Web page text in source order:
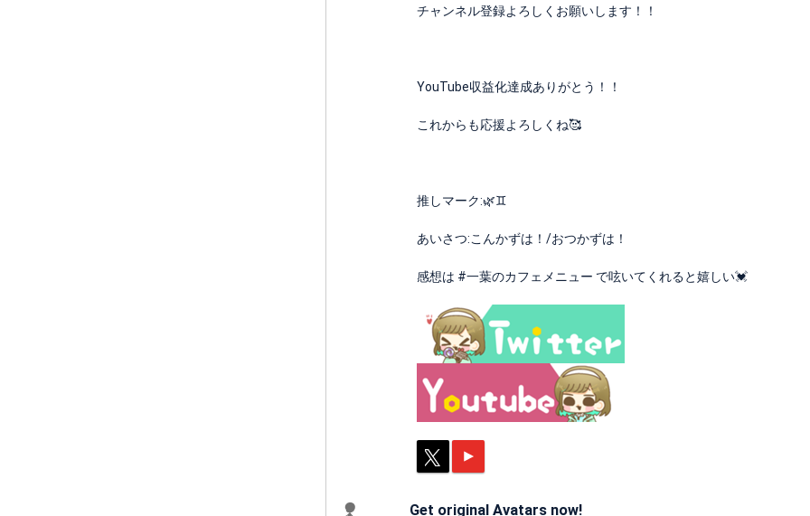
チャンネル登録よろしくお願いします！！
YouTube収益化達成ありがとう！！
これからも応援よろしくね🥰
推しマーク:🌿♊️
あいさつ:こんかずは！/おつかずは！
感想は #一葉のカフェメニュー で呟いてくれると嬉しい💓
Get original Avatars now!